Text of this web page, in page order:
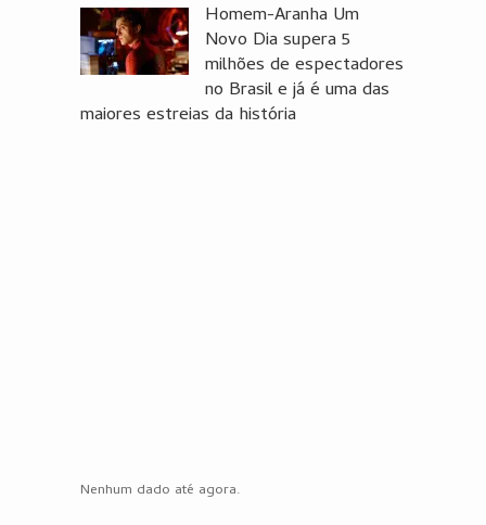
Homem-Aranha Um
Novo Dia supera 5
milhões de espectadores
no Brasil e já é uma das
maiores estreias da história
Nenhum dado até agora.